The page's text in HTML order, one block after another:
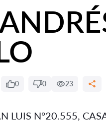
0 0 23
LUIS N°20.555,